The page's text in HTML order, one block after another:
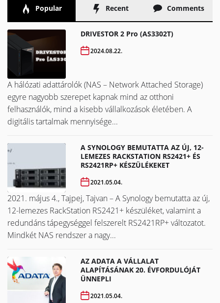
Popular Recent Comments
DRIVESTOR 2 Pro (AS3302T)
2024.08.22.
A hálózati adattárolók (NAS – Network Attached Storage)
egyre nagyobb szerepet kapnak mind az otthoni
felhasználók, mind a kisebb vállalkozások életében. A
digitális tartalmak mennyisége...
A SYNOLOGY BEMUTATTA AZ ÚJ, 12-
LEMEZES RACKSTATION RS2421+ ÉS
RS2421RP+ KÉSZÜLÉKEKET
2021.05.04.
2021. május 4., Tajpej, Tajvan – A Synology bemutatta az új,
12-lemezes RackStation RS2421+ készüléket, valamint a
redundáns tápegységgel felszerelt RS2421RP+ változatot.
Mindkét NAS rendszer a nagy...
AZ ADATA A VÁLLALAT
ALAPÍTÁSÁNAK 20. ÉVFORDULÓJÁT
ÜNNEPLI
2021.05.04.